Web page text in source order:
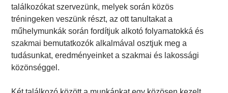
találkozókat szervezünk, melyek során közös
tréningeken veszünk részt, az ott tanultakat a
műhelymunkák során fordítjuk alkotó folyamatokká és
szakmai bemutatkozók alkalmával osztjuk meg a
tudásunkat, eredményeinket a szakmai és lakossági
közönséggel.